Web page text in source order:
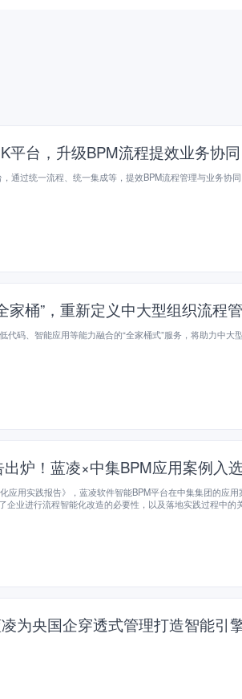
平台，升级BPM流程提效业务协同
通过统一流程、统一集成等，提效BPM流程管理与业务协
家桶”，重新定义中大型组织流程
代码、智能应用等能力融合的“全家桶式”服务，将助力中大
炉！蓝凌×中集BPM应用案例入
应用实践报告》，蓝凌软件智能BPM平台在中集集团的应用
企业进行流程智能化改造的必要性，以及落地实践过程中的
为央国企穿透式管理打造智能引